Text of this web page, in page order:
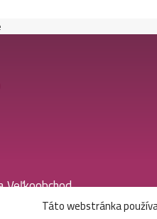
Táto webstránka
Veľkoobchod